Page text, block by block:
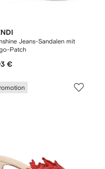
Jeans-Sandalen mit
Patch
€